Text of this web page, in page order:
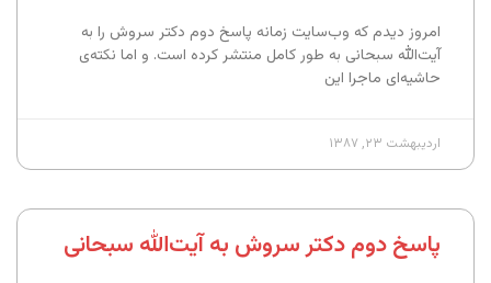
امروز دیدم که وب‌سایت زمانه پاسخ دوم دکتر سروش را به
آیت‌الله سبحانی به طور کامل منتشر کرده است. و اما نکته‌ی
حاشیه‌ای ماجرا این
اردیبهشت ۲۳, ۱۳۸۷
پاسخ دوم دکتر سروش به آیت‌الله سبحانی